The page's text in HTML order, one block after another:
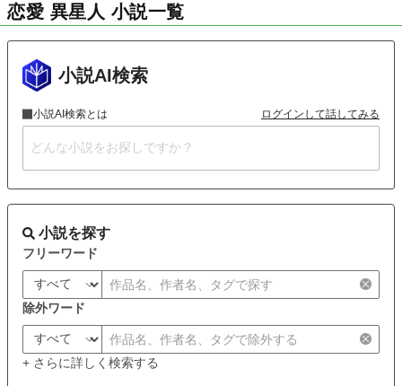
恋愛 異星人 小説一覧
小説AI検索
小説AI検索とは ログインして話してみる
小説を探す
フリーワード
除外ワード
+ さらに詳しく検索する